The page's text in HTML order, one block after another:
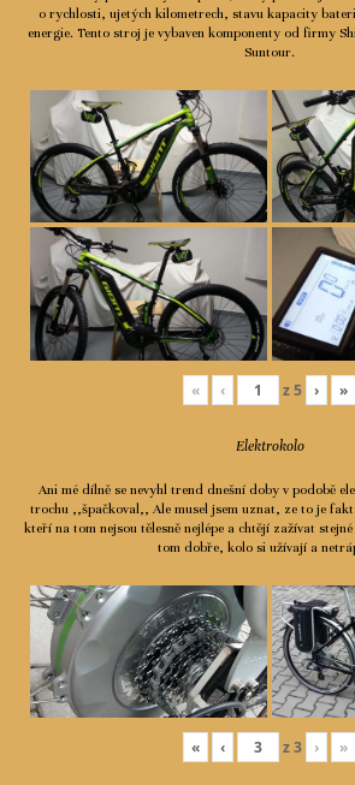
Ceník
Kontakty
o rychlosti, ujetých kilometrech, stavu kapacity
energie. Tento stroj je vybaven komponenty od firmy
Suntour.
« ‹ z5 › »
Elektrokolo
Ani mé dílně se nevyhl trend dnešní doby v podobě
trochu ,,špačkoval,, Ale musel jsem uznat, ze to je fakt
kteří na tom nejsou tělesně nejlépe a chtějí zažívat
tom dobře, kolo si užívají a
« ‹ z3 › »